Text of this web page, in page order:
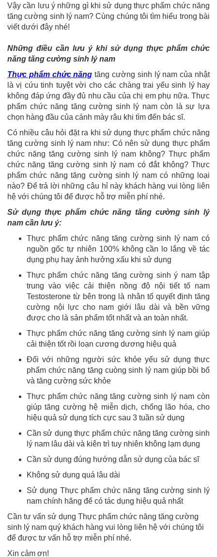
Vậy cần lưu ý những gì khi sử dụng thực phẩm chức năng
tăng cường sinh lý nam? Cùng chúng tôi tìm hiểu trong bài
viết dưới đây nhé!
Những điều cần lưu ý khi sử dụng thực phẩm chức
năng tăng cường sinh lý nam
Thực phẩm chức năng tăng cường sinh lý nam của nhật
là vị cứu tinh tuyệt vời cho các chàng trai yếu sinh lý hay
không đáp ứng đầy đủ nhu cầu của chị em phụ nữa. Thực
phẩm chức năng tăng cường sinh lý nam còn là sự lựa
chọn hàng đầu của cánh mày râu khi tìm đến bác sĩ.
Có nhiều câu hỏi đặt ra khi sử dụng thực phẩm chức năng
tăng cường sinh lý nam như: Có nên sử dụng thực phẩm
chức năng tăng cường sinh lý nam không? Thực phẩm
chức năng tăng cường sinh lý nam có đắt không? Thực
phẩm chức năng tăng cường sinh lý nam có những loại
nào? Để trả lời những câu hỉ này khách hàng vui lòng liên
hệ với chúng tôi để được hỗ trợ miễn phí nhé.
Sử dụng thực phẩm chức năng tăng cường sinh lý
nam cần lưu ý:
Thực phẩm chức năng tăng cường sinh lý nam có
nguồn gốc tự nhiên 100% không cần lo lắng về tác
dụng phụ hay ảnh hưởng xấu khi sử dụng
Thực phẩm chức năng tăng cường sinh ý nam tập
trung vào việc cải thiện nồng độ nội tiết tố nam
Testosterone từ bên trong là nhân tố quyết định tăng
cường nội lực cho nam giới lâu dài và bền vững
được cho là sản phẩm tốt nhất và an toàn nhất.
Thực phẩm chức năng tăng cường sinh lý nam giúp
cải thiện tốt rồi loạn cương dương hiệu quả
Đối với những người sức khỏe yếu sử dụng thực
phẩm chức năng tăng cuòng sinh lý nam giúp bồi bổ
và tăng cường sức khỏe
Thực phẩm chức năng tăng cường sinh lý nam còn
giúp tăng cường hệ miễn dịch, chống lão hóa, cho
hiệu quả sử dụng tích cực sau 3 tuần sử dụng
Cần sử dụng thực phẩm chức năng tăng cường sinh
lý nam lâu dài và kiên trì tuy nhiên không lạm dụng
Cần sử dụng đúng hướng dẫn sử dụng của bác sĩ
Không sử dụng quá lâu dài
Sử dụng Thực phẩm chức năng tăng cường sinh lý
nam chính hãng để có tác dụng hiệu quả nhất
Cần tư vấn sử dụng Thực phẩm chức năng tăng cường
sinh lý nam quý khách hàng vui lòng liên hệ với chúng tôi
để được tư vấn hỗ trợ miễn phí nhé.
Xin cảm ơn!